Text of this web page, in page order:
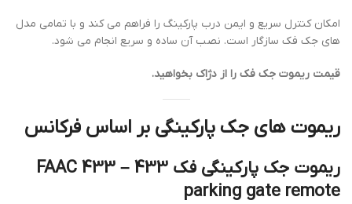
امکان کنترل سریع و ایمن درب پارکینگ را فراهم می کند و با تمامی مدل
های جک فک سازگار است. نصب آن ساده و سریع انجام می شود.
قیمت ریموت جک فک را از دژاک بخواهید.
ریموت های جک پارکینگی بر اساس فرکانس
ریموت جک پارکینگی فک 433 – FAAC 433
parking gate remote